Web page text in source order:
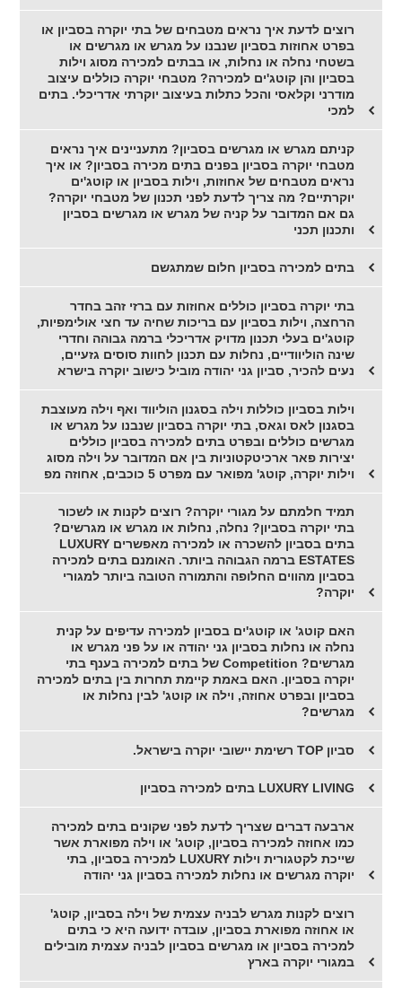
רוצים לדעת איך נראים מטבחים של בתי יוקרה בסביון או
בפרט אחוזות בסביון שנבנו על מגרש או מגרשים או
בשטחי נחלה או נחלות, או בבתים למכירה מסוג וילות
בסביון והן קוטג'ים למכירה? מטבחי יוקרה כוללים עיצוב
מודרני וקלאסי והכל כתלות בעיצוב יוקרתי אדריכלי. בתים
למכי
קניתם מגרש או מגרשים בסביון? מתעניינים איך נראים
מטבחי יוקרה בסביון בפנים בתים מכירה בסביון? או איך
נראים מטבחים של אחוזות, וילות בסביון או קוטג'ים
יוקרתיים? מה צריך לדעת לפני תכנון של מטבחי יוקרה?
גם אם המדובר על קניה של מגרש או מגרשים בסביון
ותכנון תכני
בתים למכירה בסביון חלום שמתגשם
בתי יוקרה בסביון כוללים אחוזות עם ברזי זהב בחדר
הרחצה, וילות בסביון עם בריכות שחיה עד חצי אולימפיות,
קוטג'ים בעלי תכנון מדויק אדריכלי ברמה גבוהה וחדרי
שינה הוליוודיים, נחלות עם תכנון לחוות סוסים גזעיים,
נעים להכיר, סביון גני יהודה מוביל כישוב יוקרה בישרא
וילות בסביון כוללות וילה בסגנון הוליווד ואף וילה מעוצבת
בסגנון לאס וגאס, בתי יוקרה בסביון שנבנו על מגרש או
מגרשים כוללים ובפרט בתים למכירה בסביון כוללים
יצירות פאר ארכיטקטוניות בין אם המדובר על וילה מסוג
וילות יוקרה, קוטג' מפואר עם מפרט 5 כוכבים, אחוזה מפ
תמיד חלמתם על מגורי יוקרה? רוצים לקנות או לשכור
בתי יוקרה בסביון? נחלה, נחלות או מגרש או מגרשים?
בתים בסביון להשכרה או למכירה מאפשרים LUXURY
ESTATES ברמה הגבוהה ביותר. האומנם בתים למכירה
בסביון מהווים החלופה והתמורה הטובה ביותר למגורי
יוקרה?
האם קוטג' או קוטג'ים בסביון למכירה עדיפים על קנית
נחלה או נחלות בסביון גני יהודה או על פני מגרש או
מגרשים? Competition של בתים למכירה בענף בתי
יוקרה בסביון. האם באמת קיימת תחרות בין בתים למכירה
בסביון ובפרט אחוזה, וילה או קוטג' לבין נחלות או
מגרשים?
סביון TOP רשימת יישובי יוקרה בישראל.
LUXURY LIVING בתים למכירה בסביון
ארבעה דברים שצריך לדעת לפני שקונים בתים למכירה
כמו אחוזה למכירה בסביון, קוטג' או וילה מפוארת אשר
שייכת לקטגורית וילות LUXURY למכירה בסביון, בתי
יוקרה מגרשים או נחלות למכירה בסביון גני יהודה
רוצים לקנות מגרש לבניה עצמית של וילה בסביון, קוטג'
או אחוזה מפוארת בסביון, עובדה ידועה היא כי בתים
למכירה בסביון או מגרשים בסביון לבניה עצמית מובילים
במגורי יוקרה בארץ